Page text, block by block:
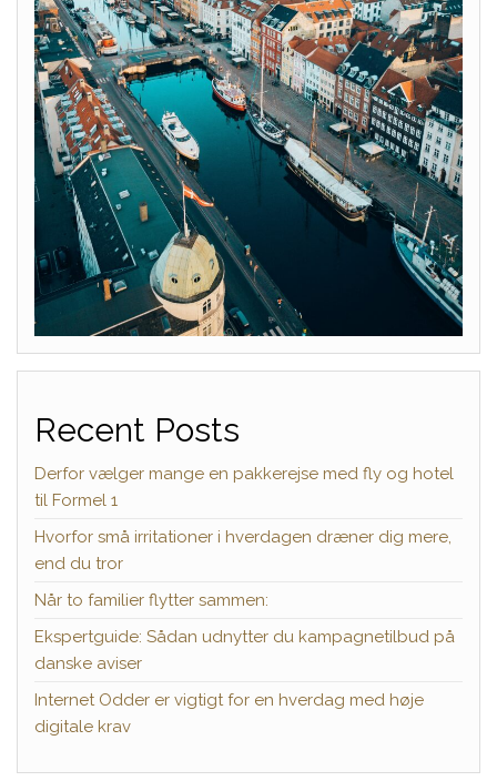
Recent Posts
Derfor vælger mange en pakkerejse med fly og hotel
til Formel 1
Hvorfor små irritationer i hverdagen dræner dig mere,
end du tror
Når to familier flytter sammen:
Ekspertguide: Sådan udnytter du kampagnetilbud på
danske aviser
Internet Odder er vigtigt for en hverdag med høje
digitale krav